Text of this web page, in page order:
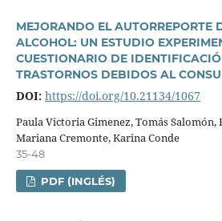
MEJORANDO EL AUTORREPORTE
ALCOHOL: UN ESTUDIO
CUESTIONARIO DE
TRASTORNOS DEBIDOS AL
DOI: https://doi.org/10.21134/1067
Paula Victoria Gimenez, Tomás Salomón,
Mariana Cremonte, Karina Conde
35-48
PDF (INGLÉS)